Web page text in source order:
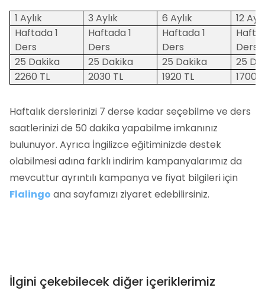
1 Aylık 3 Aylık 6 Aylık
12
Haftada 1
Ders
Haftada 1
Ders
Haftada 1
Ders
Ders
25 Dakika
25 Dakika 25 Dakika
25
2260 TL
2030 TL 1920 TL 1700
Haftalık derslerinizi 7 derse kadar seçebilme ve ders
saatlerinizi de 50 dakika yapabilme imkanınız
bulunuyor. Ayrıca İngilizce eğitiminizde destek
olabilmesi adına farklı indirim kampanyalarımız da
mevcuttur ayrıntılı kampanya ve fiyat bilgileri için
Flalingo ana sayfamızı ziyaret edebilirsiniz.
İlgini çekebilecek diğer içeriklerimiz